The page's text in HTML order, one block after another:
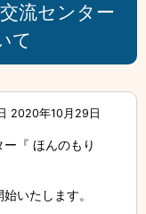
流センター
て
2020年10月29日
『 ほんのもり
いたします。